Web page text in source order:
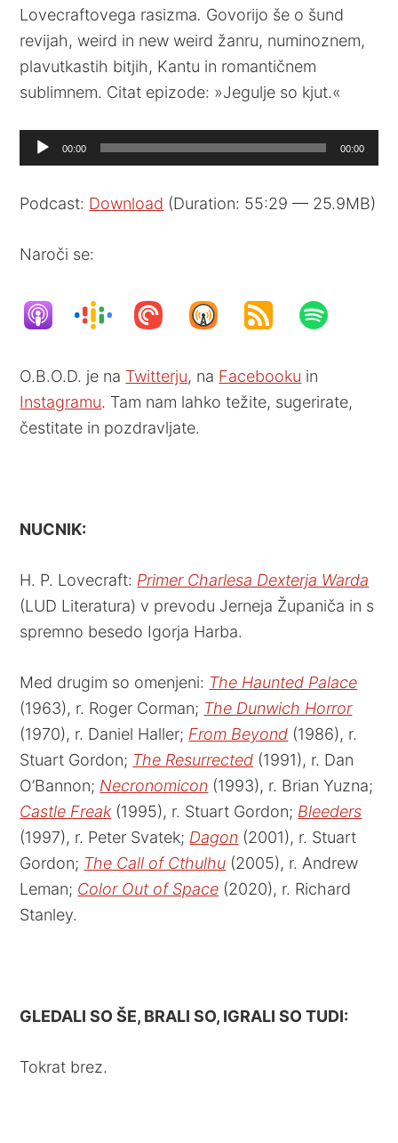
Lovecraftovega rasizma. Govorijo še o šund
revijah, weird in new weird žanru, numinoznem,
plavutkastih bitjih, Kantu in romantičnem
sublimnem. Citat epizode: »Jegulje so kjut.«
Audio
Player
00:00 00:00
Podcast: Download (Duration: 55:29 — 25.9MB)
Naroči se:
O.B.O.D. je na Twitterju, na Facebooku in
Instagramu. Tam nam lahko težite, sugerirate,
čestitate in pozdravljate.
NUCNIK:
H. P. Lovecraft: Primer Charlesa Dexterja Warda
(LUD Literatura) v prevodu Jerneja Županiča in s
spremno besedo Igorja Harba.
Med drugim so omenjeni: The Haunted Palace
(1963), r. Roger Corman; The Dunwich Horror
(1970), r. Daniel Haller; From Beyond (1986), r.
Stuart Gordon; The Resurrected (1991), r. Dan
O’Bannon; Necronomicon (1993), r. Brian Yuzna;
Castle Freak(1995), r. Stuart Gordon; Bleeders
(1997), r. Peter Svatek; Dagon (2001), r. Stuart
Gordon; The Call of Cthulhu (2005), r. Andrew
Leman; Color Out of Space (2020), r. Richard
Stanley.
GLEDALI SO ŠE, BRALI SO, IGRALI SO TUDI:
Tokrat brez.